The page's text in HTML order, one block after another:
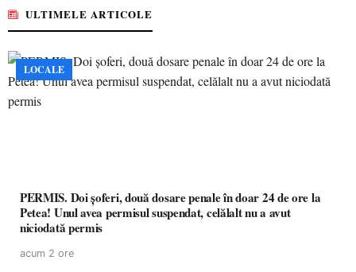
ULTIMELE ARTICOLE
LOCALE
PERMIS. Doi șoferi, două dosare penale în doar 24 de ore la
Petea! Unul avea permisul suspendat, celălalt nu a avut
niciodată permis
acum 2 ore